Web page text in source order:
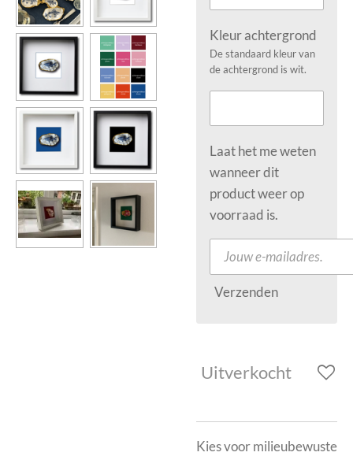
Kleur achtergrond
De standaard kleur van
de achtergrond is wit.
Laat het me weten
wanneer dit
product weer op
voorraad is.
Verzenden
Uitverkocht
Kies voor milieubewuste